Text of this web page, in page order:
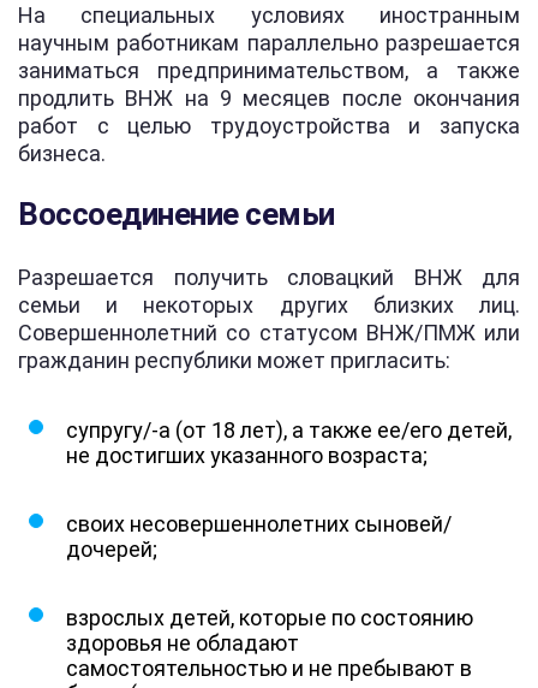
На специальных условиях иностранным
научным работникам параллельно разрешается
заниматься предпринимательством, а также
продлить ВНЖ на 9 месяцев после окончания
работ с целью трудоустройства и запуска
бизнеса.
Воссоединение семьи
Разрешается получить словацкий ВНЖ для
семьи и некоторых других близких лиц.
Совершеннолетний со статусом ВНЖ/ПМЖ или
гражданин республики может пригласить:
супругу/-а (от 18 лет), а также ее/его детей,
не достигших указанного возраста;
своих несовершеннолетних сыновей/
дочерей;
взрослых детей, которые по состоянию
здоровья не обладают
самостоятельностью и не пребывают в